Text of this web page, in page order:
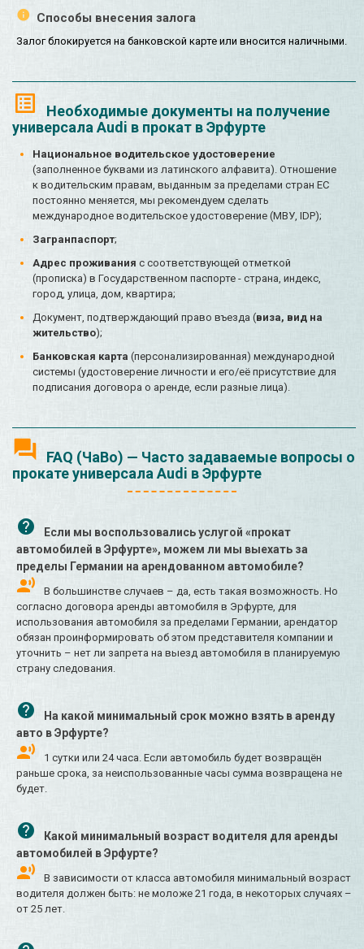
Способы внесения залога
Залог блокируется на банковской карте или вносится наличными.
Необходимые документы на получение
универсала Audi в прокат в Эрфурте
Национальное водительское удостоверение
(заполненное буквами из латинского алфавита). Отношение
к водительским правам, выданным за пределами стран ЕС
постоянно меняется, мы рекомендуем сделать
международное водительское удостоверение (МВУ, IDP);
Загранпаспорт;
Адрес проживания с соответствующей отметкой
(прописка) в Государственном паспорте - страна, индекс,
город, улица, дом, квартира;
Документ, подтверждающий право въезда (виза, вид на
жительство);
Банковская карта (персонализированная) международной
системы (удостоверение личности и его/её присутствие для
подписания договора о аренде, если разные лица).
FAQ (ЧаВо) — Часто задаваемые вопросы о
прокате универсала Audi в Эрфурте
Если мы воспользовались услугой «прокат
автомобилей в Эрфурте», можем ли мы выехать за
пределы Германии на арендованном автомобиле?
В большинстве случаев – да, есть такая возможность. Но
согласно договора аренды автомобиля в Эрфурте, для
использования автомобиля за пределами Германии, арендатор
обязан проинформировать об этом представителя компании и
уточнить – нет ли запрета на выезд автомобиля в планируемую
страну следования.
На какой минимальный срок можно взять в аренду
авто в Эрфурте?
1 сутки или 24 часа. Если автомобиль будет возвращён
раньше срока, за неиспользованные часы сумма возвращена не
будет.
Какой минимальный возраст водителя для аренды
автомобилей в Эрфурте?
В зависимости от класса автомобиля минимальный возраст
водителя должен быть: не моложе 21 года, в некоторых случаях –
от 25 лет.